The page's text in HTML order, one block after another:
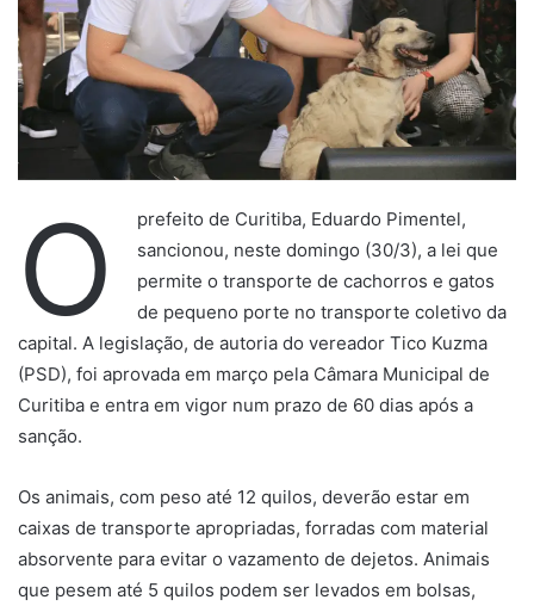
O
prefeito de Curitiba, Eduardo Pimentel,
sancionou, neste domingo (30/3), a lei que
permite o transporte de cachorros e gatos
de pequeno porte no transporte coletivo da
capital. A legislação, de autoria do vereador Tico Kuzma
(PSD), foi aprovada em março pela Câmara Municipal de
Curitiba e entra em vigor num prazo de 60 dias após a
sanção.
Os animais, com peso até 12 quilos, deverão estar em
caixas de transporte apropriadas, forradas com material
absorvente para evitar o vazamento de dejetos. Animais
que pesem até 5 quilos podem ser levados em bolsas,